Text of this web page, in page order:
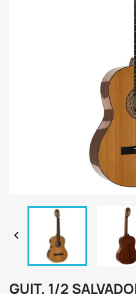

GUIT. 1/2